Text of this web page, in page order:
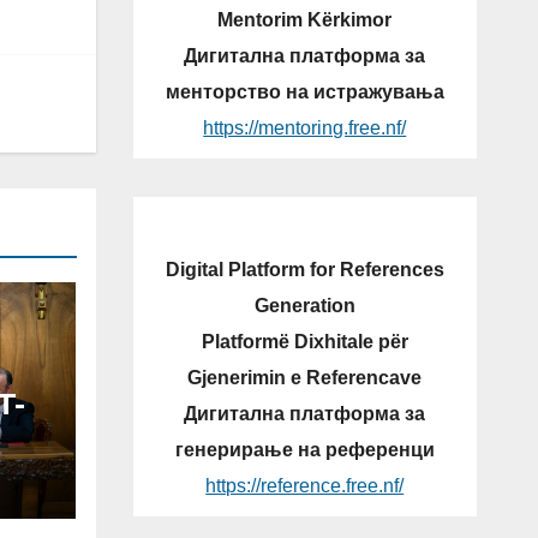
Mentorim Kërkimor
Дигитална платформа за
менторство на истражувања
https://mentoring.free.nf/
Digital Platform for References
Generation
Platformë Dixhitale për
Gjenerimin e Referencave
Дигитална платформа за
генерирање на референци
https://reference.free.nf/